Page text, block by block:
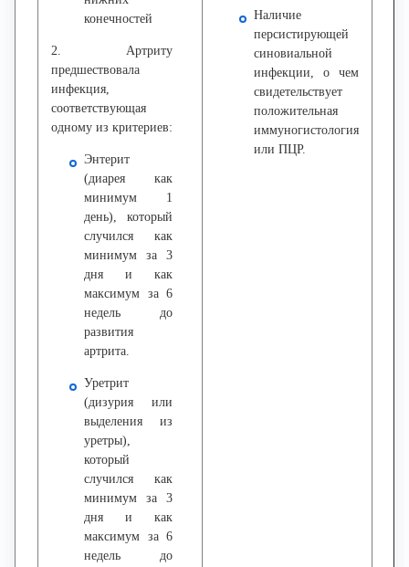
конечностей
2. Артриту
предшествовала
инфекция,
соответствующая
одному из критериев:
Энтерит
(диарея как
минимум 1
день), который
случился как
минимум за 3
дня и как
максимум за 6
недель до
развития
артрита.
Уретрит
(дизурия или
выделения из
уретры),
который
случился как
минимум за 3
дня и как
максимум за 6
недель до
Наличие
персистирующей
синовиальной
инфекции, о чем
свидетельствует
положительная
иммуногистология
или ПЦР.